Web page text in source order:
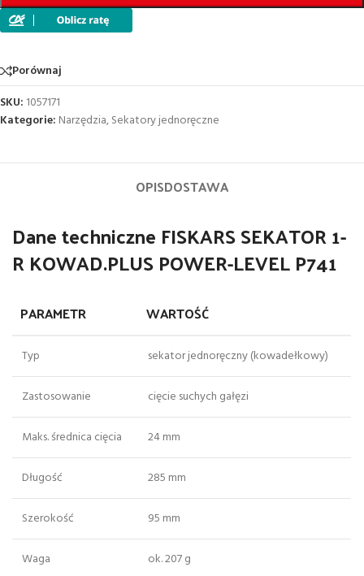
Porównaj
SKU: 1057171
Kategorie: Narzędzia,Sekatory jednoręczne
OPISDOSTAWA
Dane techniczne FISKARS SEKATOR 1-
R KOWAD.PLUS POWER-LEVEL P741
PARAMETR WARTOŚĆ
Typ sekator jednoręczny (kowadełkowy)
Zastosowanie cięcie suchych gałęzi
Maks. średnica cięcia 24 mm
Długość 285 mm
Szerokość 95 mm
Waga ok. 207 g